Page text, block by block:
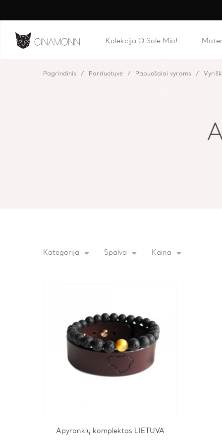
Kolekcija O Sole Mio!
Pagrindinis Parduotuvė Papuošalai vyrams
Kategorija Spalva Kaina
Apyrankių komplektas LIETUVA